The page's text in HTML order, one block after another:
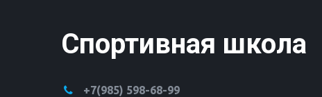
Спортивная школа
+7(985) 598-68-99